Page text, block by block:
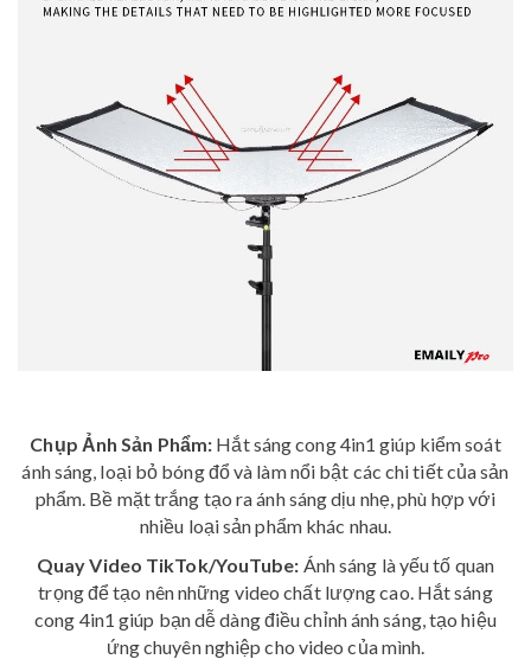
Chụp Ảnh Sản Phẩm: Hắt sáng cong 4in1 giúp kiểm soát
ánh sáng, loại bỏ bóng đổ và làm nổi bật các chi tiết của sản
phẩm. Bề mặt trắng tạo ra ánh sáng dịu nhẹ, phù hợp với
nhiều loại sản phẩm khác nhau.
Quay Video TikTok/YouTube: Ánh sáng là yếu tố quan
trọng để tạo nên những video chất lượng cao. Hắt sáng
cong 4in1 giúp bạn dễ dàng điều chỉnh ánh sáng, tạo hiệu
ứng chuyên nghiệp cho video của mình.